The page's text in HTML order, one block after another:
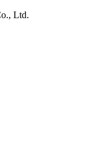
Ltd.